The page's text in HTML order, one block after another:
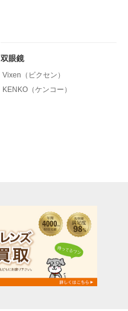
双眼鏡
Vixen（ビクセン）
KENKO（ケンコー）